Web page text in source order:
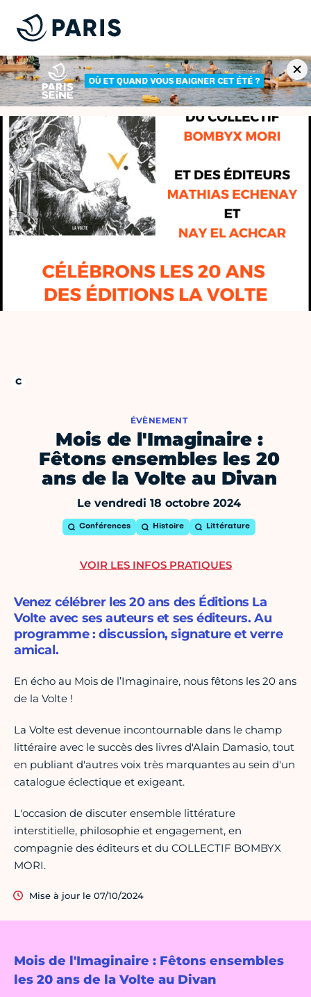
ÉVÈNEMENT
Mois de l'Imaginaire :
Fêtons ensembles les 20
ans de la Volte au Divan
Le vendredi 18 octobre 2024
Conférences Histoire Littérature
Mois de l'Imaginaire : Fêtons ensembles
les 20 ans de la Volte au Divan
Venez célébrer les 20 ans des Éditions La
Volte avec ses auteurs et ses éditeurs. Au
programme : discussion, signature et verre
amical.
En écho au Mois de l’Imaginaire, nous fêtons les 20 ans
de la Volte !
La Volte est devenue incontournable dans le champ
littéraire avec le succès des livres d'Alain Damasio, tout
en publiant d'autres voix très marquantes au sein d'un
catalogue éclectique et exigeant.
L'occasion de discuter ensemble littérature
interstitielle, philosophie et engagement, en
compagnie des éditeurs et du COLLECTIF BOMBYX
MORI.
Mise à jour le 07/10/2024
VOIR LES INFOS PRATIQUES